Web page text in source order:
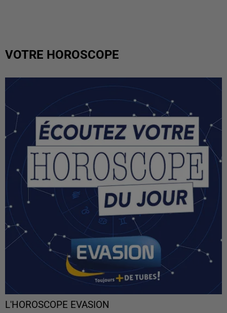
VOTRE HOROSCOPE
L'HOROSCOPE EVASION